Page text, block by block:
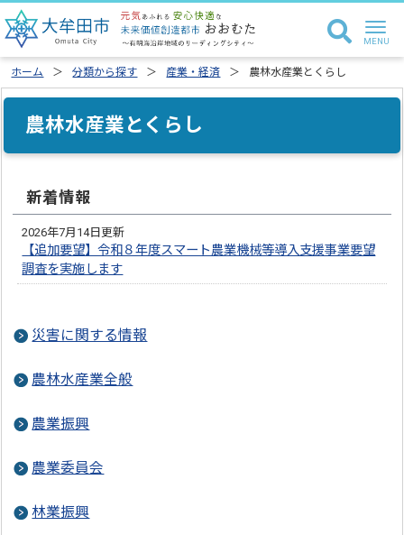
ホーム 分類から探す 産業・経済 農林水産業とくらし
農林水産業とくらし
新着情報
2026年7月14日更新
【追加要望】令和８年度スマート農業機械等導入支援事業要望
調査を実施します
災害に関する情報
農林水産業全般
農業振興
農業委員会
林業振興